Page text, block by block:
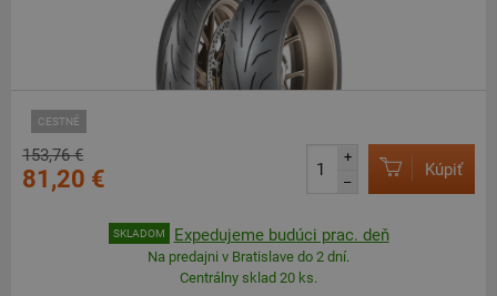
CESTNÉ
153,76 €
81,20 €
+
–
Kúpiť
SKLADOM Expedujeme budúci prac. deň
Na predajni v Bratislave do 2 dní.
Centrálny sklad 20 ks.